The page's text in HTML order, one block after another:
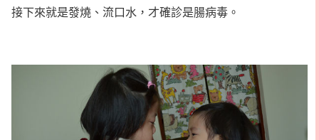
接下來就是發燒、流口水，才確診是腸病毒。